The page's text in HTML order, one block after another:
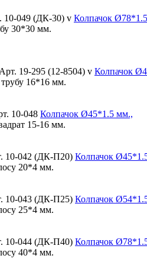
10-049 (ДК-30) v Колпачок
30*30 мм.
19-295 (12-8504) v Колпачок
16*16 мм.
10-048 Колпачок Ø45*1.5 мм.,
15-16 мм.
10-042 (ДК-П20) Колпачок
20*4 мм.
10-043 (ДК-П25) Колпачок
25*4 мм.
10-044 (ДК-П40) Колпачок
40*4 мм.